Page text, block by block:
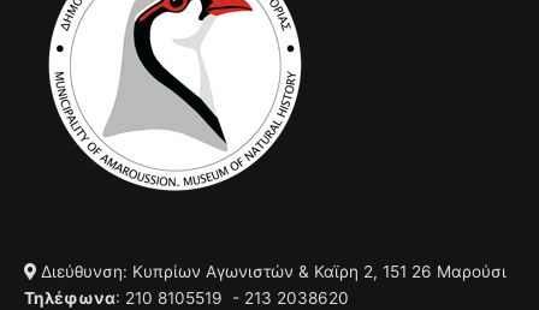
Διεύθυνση: Κυπρίων Αγωνιστών & Καϊρη 2, 151 26 Μαρούσι
Τηλέφωνα: 210 8105519 - 213 2038620